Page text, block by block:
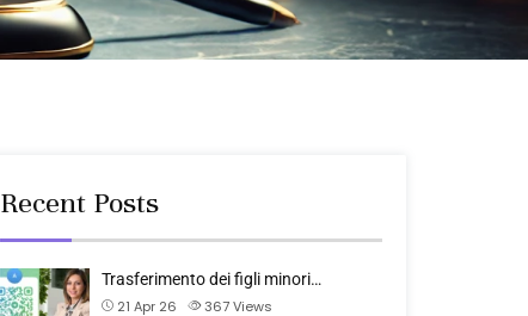
Recent Posts
Trasferimento dei figli minori…
21 Apr 26
367Views